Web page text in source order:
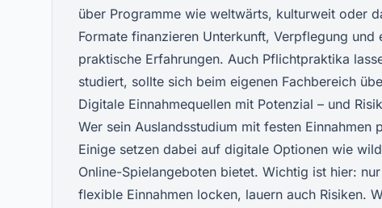
über Programme wie weltwärts, kulturweit oder
Formate finanzieren Unterkunft, Verpflegung
praktische Erfahrungen. Auch Pflichtpraktika
studiert, sollte sich beim eigenen Fachbereich
Digitale Einnahmequellen mit Potenzial – und
Wer sein Auslandsstudium mit festen
Einige setzen dabei auf digitale Optionen wie
Online-Spielangeboten bietet. Wichtig ist hier:
flexible Einnahmen locken, lauern auch Risiken.